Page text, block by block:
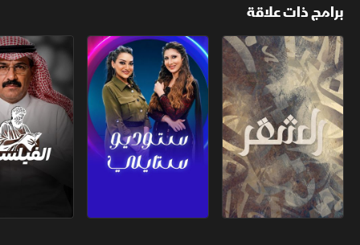
برامج ذات علاقة
الشقر ستوديو ستايلي الفيلسوف